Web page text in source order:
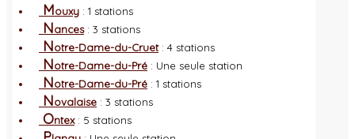
Mouxy : 1 stations
Nances: 3 stations
Notre-Dame-du-Cruet: 4 stations
Notre-Dame-du-Pré : Une seule station
Notre-Dame-du-Pré : 1 stations
Novalaise : 3 stations
Ontex: 5 stations